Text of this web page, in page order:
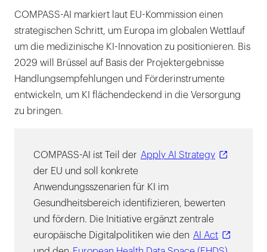
COMPASS-AI markiert laut EU-Kommission einen
strategischen Schritt, um Europa im globalen Wettlauf
um die medizinische KI-Innovation zu positionieren. Bis
2029 will Brüssel auf Basis der Projektergebnisse
Handlungsempfehlungen und Förderinstrumente
entwickeln, um KI flächendeckend in die Versorgung
zu bringen.
COMPASS-AI ist Teil der Apply AI Strategy
der EU und soll konkrete
Anwendungsszenarien für KI im
Gesundheitsbereich identifizieren, bewerten
und fördern. Die Initiative ergänzt zentrale
europäische Digitalpolitiken wie den AI Act